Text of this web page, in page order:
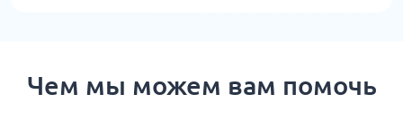
Чем мы можем вам помочь